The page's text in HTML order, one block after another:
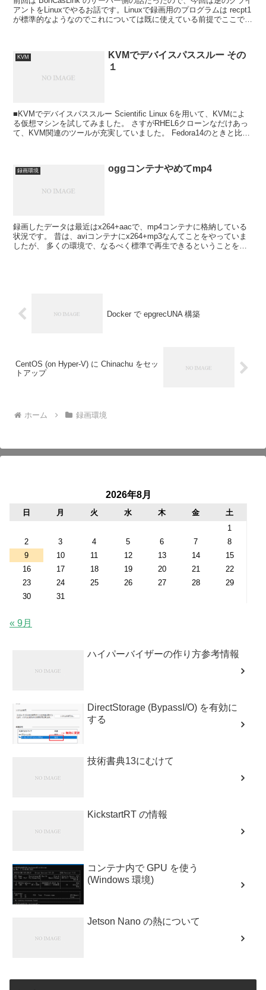
アントをLinuxでやるお話です。Linuxで録画用のプログラムは recpt1
が標準的なようなのでこれについては既に使えている前提でここでは
KVM
KVMでデバイスパススルー その
１
■KVMでデバイスパススルー Scientific Linux 6を用いて、KVMによ
る仮想マシンを試してみました。 さすがRHEL6クローンなだけあっ
て、KVM関連のツールが充実していました。 Fedora14のときと比較
録画環境 oggコンテナやめてmp4
録画したデータは最近はx264+aacで、mp4コンテナに格納している
状況です。 昔は、aviコンテナにx264+mp3なんてことをやっていま
したが、 多くの環境で、なるべく標準で再生できるということを考
Docker で epgrecUNA 構築
CentOS (on Hyper-V) に Chinachu をセッ
トアップ
ホーム 録画環境
2026年8月
日 月 火 水 木 金
土
1
2
3 4 5 6 7
8
9
10 11 12 13 14
15
16
17 18 19 20 21
22
23
24 25 26 27 28
29
30
31
« 9月
ハイパーバイザーの作り方参考情報
DirectStorage (BypassI/O) を有効に
する
技術書典13にむけて
KickstartRT の情報
コンテナ内で GPU を使う
(Windows 環境)
Jetson Nano の熱について